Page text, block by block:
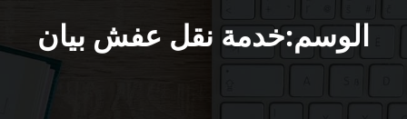
الوسم:خدمة نقل عفش بيان